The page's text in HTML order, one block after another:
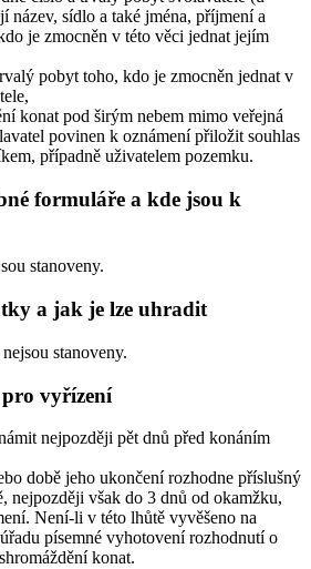
název, sídlo a také jména, příjmení a
je zmocněn v této věci jednat jejím
pobyt toho, kdo je zmocněn jednat v
konat pod širým nebem mimo veřejná
povinen k oznámení přiložit souhlas
případně uživatelem pozemku.
formuláře a kde jsou k
stanoveny.
a jak je lze uhradit
stanoveny.
vyřízení
nejpozději pět dnů před konáním
době jeho ukončení rozhodne příslušný
nejpozději však do 3 dnů od okamžku,
Není-li v této lhůtě vyvěšeno na
písemné vyhotovení rozhodnutí o
konat.